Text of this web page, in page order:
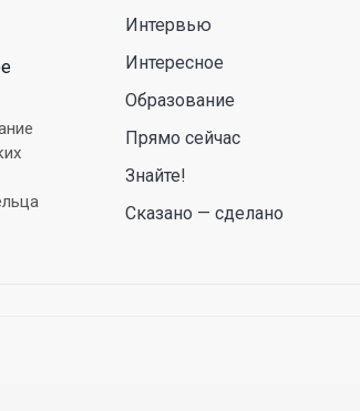
Интервью
Интересное
Образование
Прямо сейчас
Знайте!
Сказано — сделано